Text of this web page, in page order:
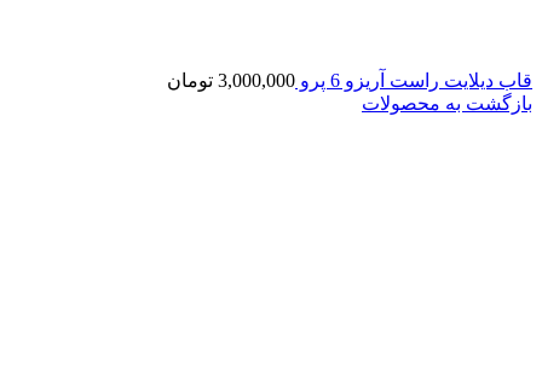
قاب دیلایت راست آریزو 6 پرو 3,000,000 تومان
بازگشت به محصولات